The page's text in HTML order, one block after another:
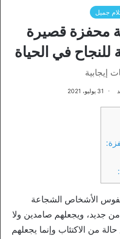
جميل
محفزة قصيرة
للنجاح في الحياة
إيجابية
31 يوليو، 2021
نفوس الأشخاص الشجاعة
جديد، ويجعلهم صامدين ولا
من الاكتئاب وإنما يجعلهم